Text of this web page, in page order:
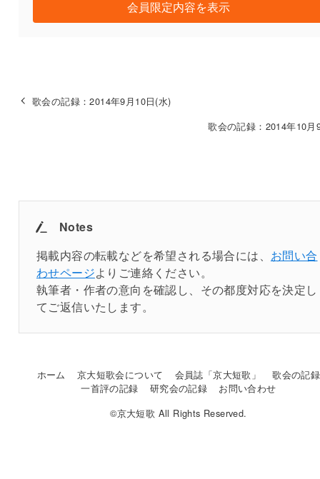
会員限定内容を表示
歌会の記録：2014年9月10日(水)
歌会の記録：2014年10月
Notes
掲載内容の転載などを希望される場合には、 お問い合
わせページよりご連絡ください。
執筆者・作者の意向を確認し、その都度対応を決定し
てご返信いたします。
ホーム 京大短歌会について 会員誌「京大短歌」
歌会の記録
一首評の記録
研究会の記録
お問い合わせ
©京大短歌 All Rights Reserved.